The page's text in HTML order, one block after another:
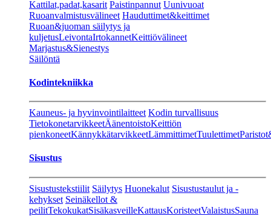
Kattilat,padat,kasarit Paistinpannut Uunivuoat
Ruoanvalmistusvälineet Hauduttimet&keittimet
Ruoan&juoman säilytys ja
kuljetusLeivontaIrtokannetKeittiövälineet
Marjastus&Sienestys
Säilöntä
Kodintekniikka
Kauneus- ja hyvinvointilaitteet Kodin turvallisuus
TietokonetarvikkeetÄänentoistoKeittiön
pienkoneetKännykkätarvikkeetLämmittimetTuulettimet
Sisustus
Sisustustekstiilit Säilytys Huonekalut Sisustustaulut ja -
kehykset Seinäkellot &
peilitTekokukatSisäkasveilleKattausKoristeetValaistusSauna